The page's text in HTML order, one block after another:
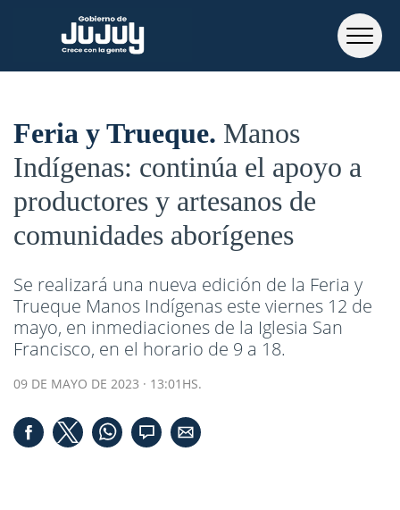
Feria y Trueque Manos
Indígenas: continúa el apoyo a
productores y artesanos de
comunidades aborígenes
Se realizará una nueva edición de la Feria y
Trueque Manos Indígenas este viernes 12 de
mayo, en inmediaciones de la Iglesia San
Francisco, en el horario de 9 a 18.
09 DE MAYO DE 2023 · 13:01HS.